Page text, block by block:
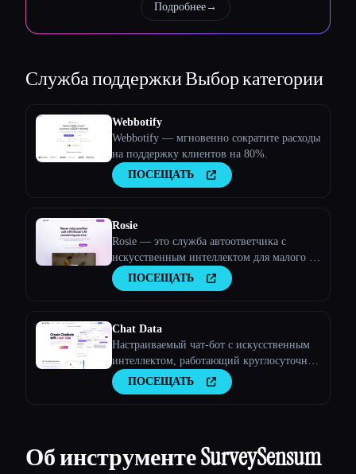
Подробнее→
Служба поддержкиВыбор категории
Webbotify
Webbotify — мгновенно сократите расходы
на поддержку клиентов на 80%.
ПОСЕЩАТЬ
Rosie
Rosie — это служба автоответчика с
искусственным интеллектом для малого и
среднего бизнеса.
ПОСЕЩАТЬ
Chat Data
Настраиваемый чат-бот с искусственным
интеллектом, работающий круглосуточно
и без выходных
ПОСЕЩАТЬ
Об инструменте SurveySensum